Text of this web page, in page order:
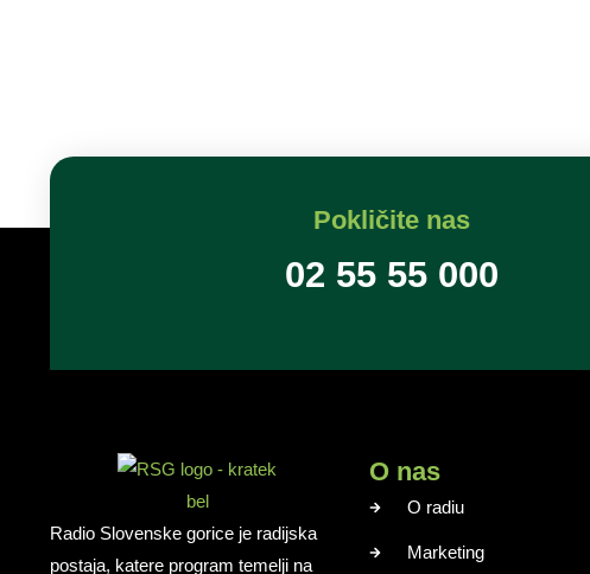
Pokličite nas
02 55 55 000
Radio Slovenske gorice je radijska
postaja, katere program temelji na
O nas
O radiu
Marketing